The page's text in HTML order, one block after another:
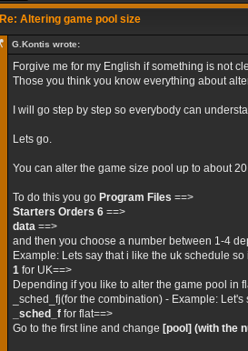
Re: Altering game pool size
G.Kontis wrote:
Forgive me for my English if something is not
Those you think you know everything about
I will go step by step so everybody can
Lets go.
You can alter the game size pool up to about
To do this you go Program Files ==>
Starters Orders 6 ==>
data ==>
and then you choose a number between 1-4
Example: Lets say that i like the uk schedule so
1 for UK==>
Depending if you like to alter the game pool in
_sched_fj(for the combination) - Example:
_sched_f for flat==>
Go to the first line and change [pool] (with the